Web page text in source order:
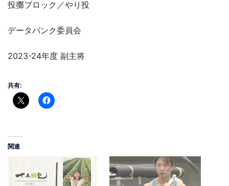
投擲ブロック／やり投
データバンク委員会
2023-24年度 副主将
共有:
関連